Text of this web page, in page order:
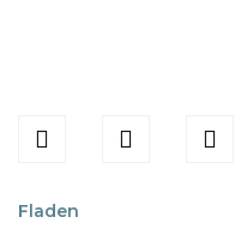
Fladen